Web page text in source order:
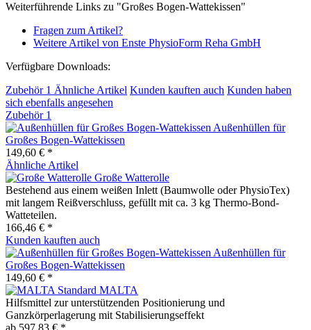
Weiterführende Links zu "Großes Bogen-Wattekissen"
Fragen zum Artikel?
Weitere Artikel von Enste PhysioForm Reha GmbH
Verfügbare Downloads:
Zubehör 1 Ähnliche Artikel Kunden kauften auch Kunden haben
sich ebenfalls angesehen
Zubehör 1
Außenhüllen für
Großes Bogen-Wattekissen
149,60 € *
Ähnliche Artikel
Große Watterolle
Bestehend aus einem weißen Inlett (Baumwolle oder PhysioTex)
mit langem Reißverschluss, gefüllt mit ca. 3 kg Thermo-Bond-
Watteteilen.
166,46 € *
Kunden kauften auch
Außenhüllen für
Großes Bogen-Wattekissen
149,60 € *
MALTA
Hilfsmittel zur unterstützenden Positionierung und
Ganzkörperlagerung mit Stabilisierungseffekt